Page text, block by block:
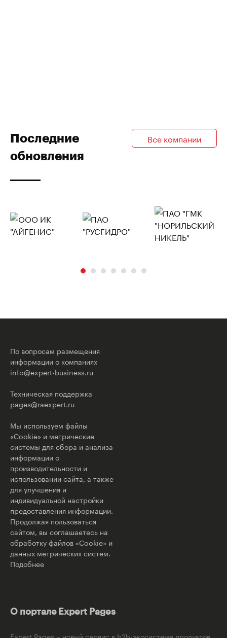
Последние
обновления
Все компании
По вопросам размещения
информации о компаниях
info@expert-business.ru
Техническая поддержка
pages@raexpert.ru
Мы используем файлы
«Cookie» и метрические
системы для сбора и анализа
информации о
производительности и
использовании сайта, а также
для улучшения и
индивидуальной настройки
предоставления информации.
Продолжая пользоваться
сайтом, вы соглашаетесь на
обработку файлов «Cookie» и
данных метрических систем.
Подобнее
О портале Expert Pages